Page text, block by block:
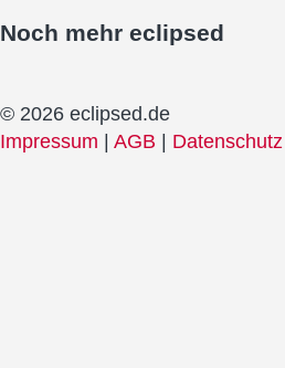
Noch mehr eclipsed
© 2026 eclipsed.de
Impressum | AGB | Datenschutz